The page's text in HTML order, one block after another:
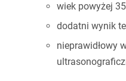
wiek powyżej
dodatni wynik
nieprawidłowy